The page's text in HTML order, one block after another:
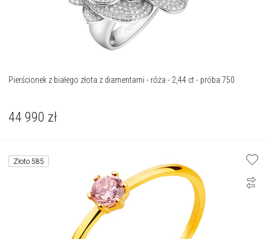
Pierścionek z białego złota z diamentami - róża - 2,44 ct - próba 750
44 990 zł
Złoto 585